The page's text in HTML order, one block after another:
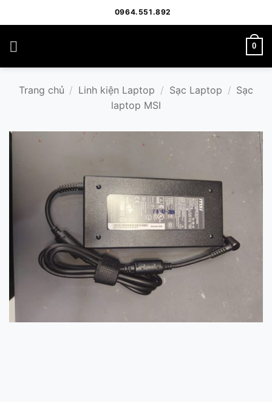
qua
dung
0964.551.892
0
Trang chủ / Linh kiện Laptop / Sạc Laptop / Sạc
laptop MSI